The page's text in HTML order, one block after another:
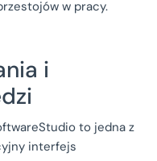
w pracy.
i
to jedna z
interfejs